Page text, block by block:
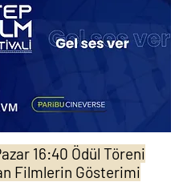
16:40 Ödül Töreni
Filmlerin Gösterimi